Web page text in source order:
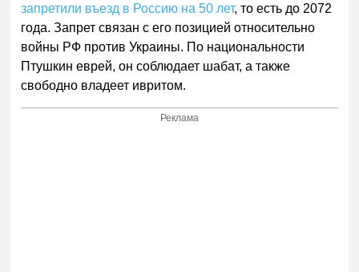
запретили въезд в Россию на 50 лет, то есть до 2072
года. Запрет связан с его позицией относительно
войны РФ против Украины. По национальности
Птушкин еврей, он соблюдает шабат, а также
свободно владеет ивритом.
Реклама